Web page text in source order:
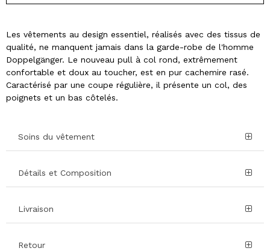
Les vêtements au design essentiel, réalisés avec des tissus de
qualité, ne manquent jamais dans la garde-robe de l'homme
Doppelgänger. Le nouveau pull à col rond, extrêmement
confortable et doux au toucher, est en pur cachemire rasé.
Caractérisé par une coupe régulière, il présente un col, des
poignets et un bas côtelés.
Soins du vêtement
Détails et Composition
Livraison
Retour